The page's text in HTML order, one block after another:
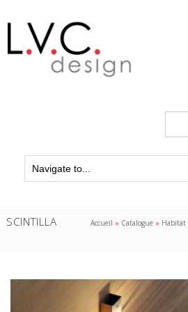
SCINTILLA Accueil » Catalogue » Habitat